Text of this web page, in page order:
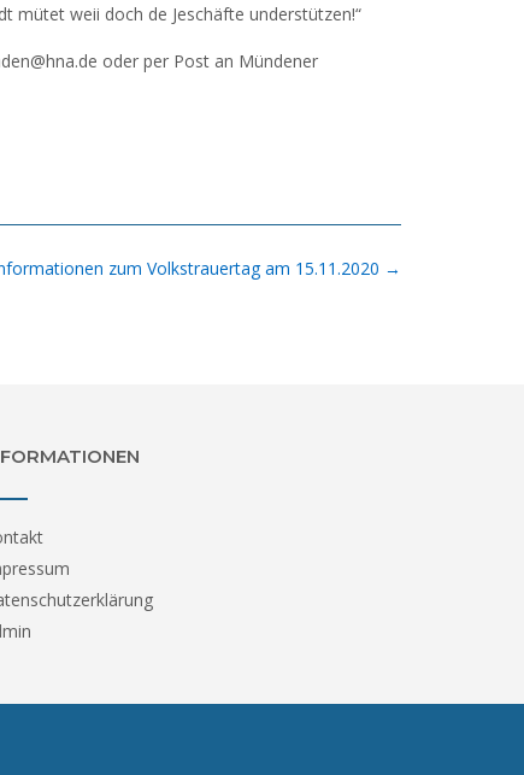
mütet weii doch de Jeschäfte understützen!“
oder per Post an Mündener
zum Volkstrauertag am 15.11.2020 →